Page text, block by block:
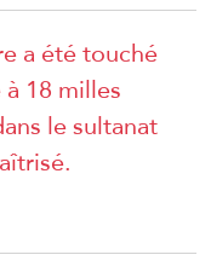
a été touché
18 milles
le sultanat